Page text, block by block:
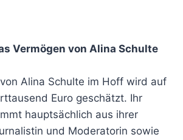
Vermögen von Alina Schulte
Alina Schulte im Hoff wird auf
Euro geschätzt. Ihr
hauptsächlich aus ihrer
und Moderatorin sowie